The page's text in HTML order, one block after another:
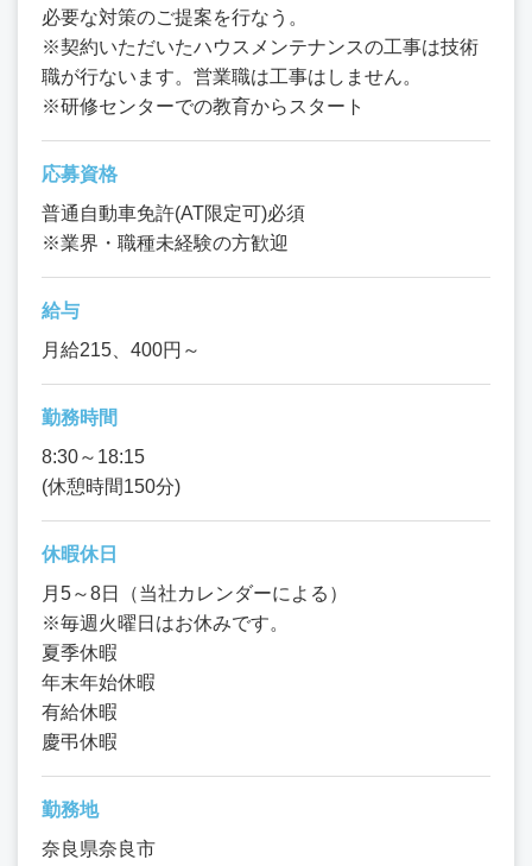
必要な対策のご提案を行なう。
※契約いただいたハウスメンテナンスの工事は技術
職が行ないます。営業職は工事はしません。
※研修センターでの教育からスタート
応募資格
普通自動車免許(AT限定可)必須
※業界・職種未経験の方歓迎
給与
月給215、400円～
勤務時間
8:30～18:15
(休憩時間150分)
休暇休日
月5～8日（当社カレンダーによる）
※毎週火曜日はお休みです。
夏季休暇
年末年始休暇
有給休暇
慶弔休暇
勤務地
奈良県奈良市